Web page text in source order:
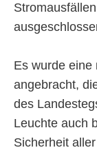
Es wurde eine
angebracht,
des
Leuchte auch
Sicherheit